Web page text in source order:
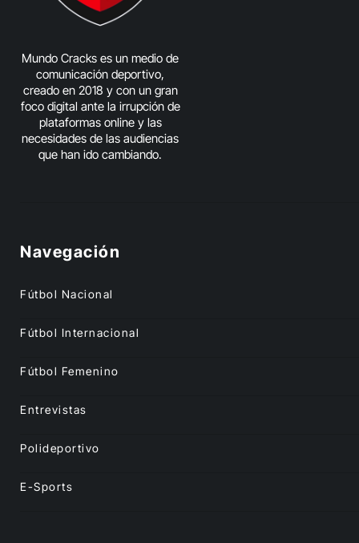
Mundo Cracks es un medio de
comunicación deportivo,
creado en 2018 y con un gran
foco digital ante la irrupción de
plataformas online y las
necesidades de las audiencias
que han ido cambiando.
Navegación
Fútbol Nacional
Fútbol Internacional
Fútbol Femenino
Entrevistas
Polideportivo
E-Sports